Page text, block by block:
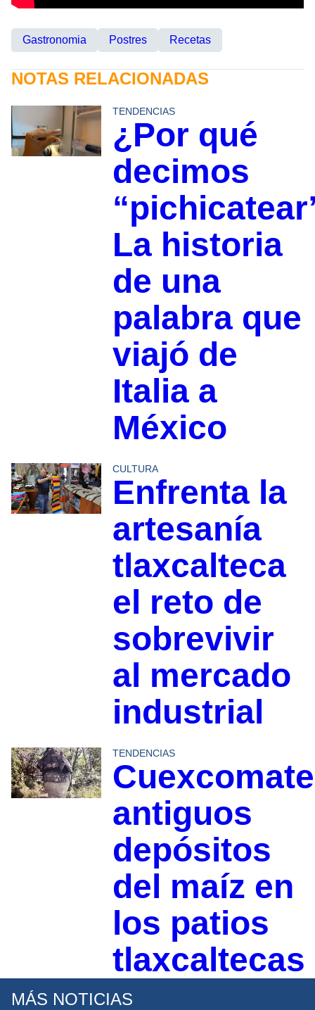
Gastronomia Postres Recetas
NOTAS RELACIONADAS
TENDENCIAS
¿Por qué
decimos
La historia
de una
palabra que
viajó de
Italia a
México
CULTURA
Enfrenta la
artesanía
tlaxcalteca
el reto de
sobrevivir
al mercado
industrial
TENDENCIAS
antiguos
depósitos
del maíz en
los patios
tlaxcaltecas
MÁS NOTICIAS